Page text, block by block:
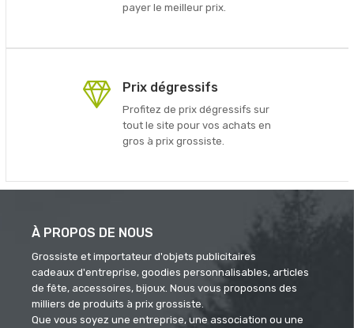
payer le meilleur prix.
Prix dégressifs
Profitez de prix dégressifs sur
tout le site pour vos achats en
gros à prix grossiste.
À PROPOS DE NOUS
Grossiste et importateur d'objets publicitaires
cadeaux d'entreprise, goodies personnalisables, articles
de fête, accessoires, bijoux. Nous vous proposons des
milliers de produits à prix grossiste.
Que vous soyez une entreprise, une association ou une